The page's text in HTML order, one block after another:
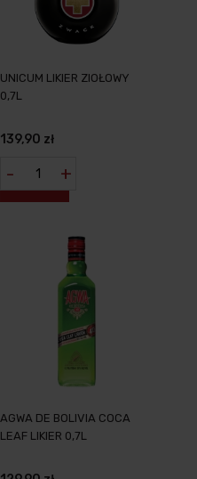
UNICUM LIKIER ZIOŁOWY
0,7L
139,90 zł
- +
AGWA DE BOLIVIA COCA
LEAF LIKIER 0,7L